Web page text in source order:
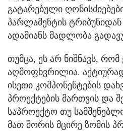
გატარებული
პარლამენტის
ადამიანს მადლობა
თუმცა, ეს არ ნიშნავს,
აღმოფხვრილია. აქტიურად
ისეთი კომპონენტების
პროექტების მართვის და
საპროექტო თუ
მათ შორის მცირე ზომის